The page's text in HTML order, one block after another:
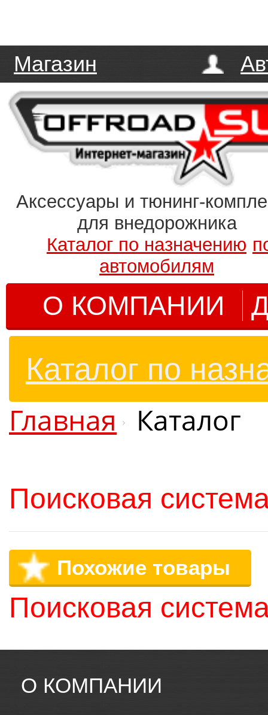
Магазин
Аксессуары и тюнинг-
для внедорожника
Каталог по назначению
автомобилям
О КОМПАНИИ
Каталог по
Главная Каталог
Поисковая
Похожие товары
Поисковая
О КОМПАНИИ